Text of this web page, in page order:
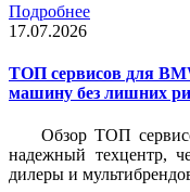
Подробнее
17.07.2026
ТОП сервисов для
машину без лишних
Обзор ТОП
надежный техцентр,
дилеры и